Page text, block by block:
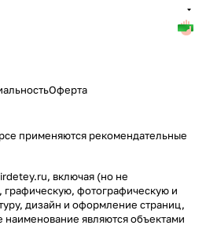
Оферта
применяются рекомендательные
включая (но не
графическую, фотографическую и
дизайн и оформление страниц,
являются объектами